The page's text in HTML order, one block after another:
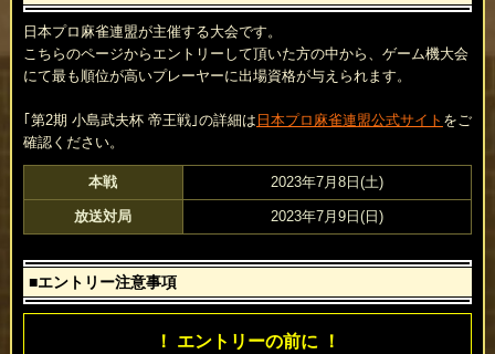
日本プロ麻雀連盟が主催する大会です。
こちらのページからエントリーして頂いた方の中から、ゲーム機大会
にて最も順位が高いプレーヤーに出場資格が与えられます。
｢第2期 小島武夫杯 帝王戦｣の詳細は 日本プロ麻雀連盟公式サイト をご
確認ください。
本戦 2023年7月8日(土)
放送対局 2023年7月9日(日)
■エントリー注意事項
！ エントリーの前に ！